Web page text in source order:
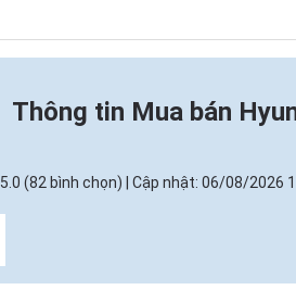
Thông tin Mua bán
5.0 (82 bình chọn) | Cập nhật: 06/08/2026